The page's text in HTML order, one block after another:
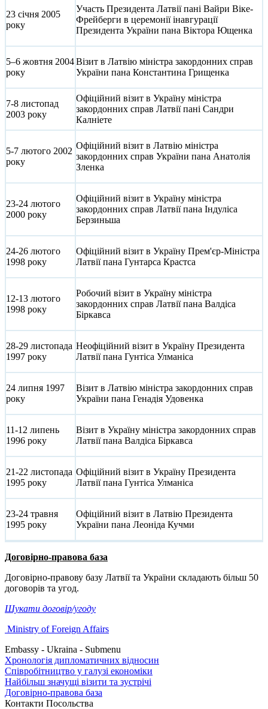
23 січня 2005
року
Участь Президента Латвії пані Вайри Віке-
Фрейберги в церемонії інавгурації
Президента України пана Віктора Ющенка
5–6 жовтня 2004
року
Візит в Латвію міністра закордонних справ
України пана Константина Грищенка
7-8 листопад
2003 року
Офіційний візит в Україну міністра
закордонних справ Латвії пані Сандри
Калніете
5-7 лютого 2002
року
Офіційний візит в Латвію міністра
закордонних справ України пана Анатолія
Зленка
23-24 лютого
2000 року
Офіційний візит в Україну міністра
закордонних справ Латвії пана Індуліса
Берзиньша
24-26 лютого
1998 року
Офіційний візит в Україну Прем'єр-Міністра
Латвії пана Гунтарса Крастса
12-13 лютого
1998 року
Робочий візит в Україну міністра
закордонних справ Латвії пана Валдіса
Біркавса
28-29 листопада
1997 року
Неофіційний візит в Україну Президента
Латвії пана Гунтіса Улманіса
24 липня 1997
року
Візит в Латвію міністра закордонних справ
України пана Генадія Удовенка
11-12 липень
1996 року
Візит в Україну міністра закордонних справ
Латвії пана Валдіса Біркавса
21-22 листопада
1995 року
Офіційний візит в Україну Президента
Латвії пана Гунтіса Улманіса
23-24 травня
1995 року
Офіційний візит в Латвію Президента
України пана Леоніда Кучми
Договірно-правова база
Договірно-правову базу Латвії та України складають більш 50
договорів та угод.
Шукати договір/угоду
Ministry of Foreign Affairs
Embassy - Ukraina - Submenu
Хронологія дипломатичних відносин
Співробітництво у галузі економіки
Найбільш значущі візити та зустрічі
Договірно-правова база
Контакти Посольства